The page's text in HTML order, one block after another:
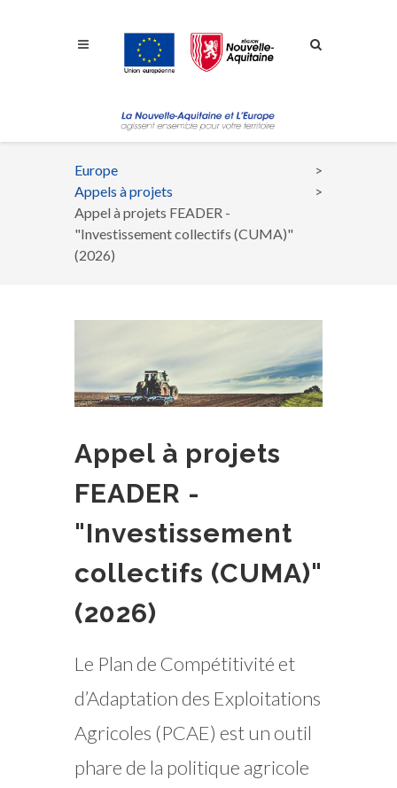
Fil
d'Ariane
Europe
Appels à projets
Appel à projets FEADER -
"Investissement collectifs (CUMA)"
(2026)
Appel à projets
FEADER -
"Investissement
collectifs (CUMA)"
(2026)
Le Plan de Compétitivité et
d’Adaptation des Exploitations
Agricoles (PCAE) est un outil
phare de la politique agricole